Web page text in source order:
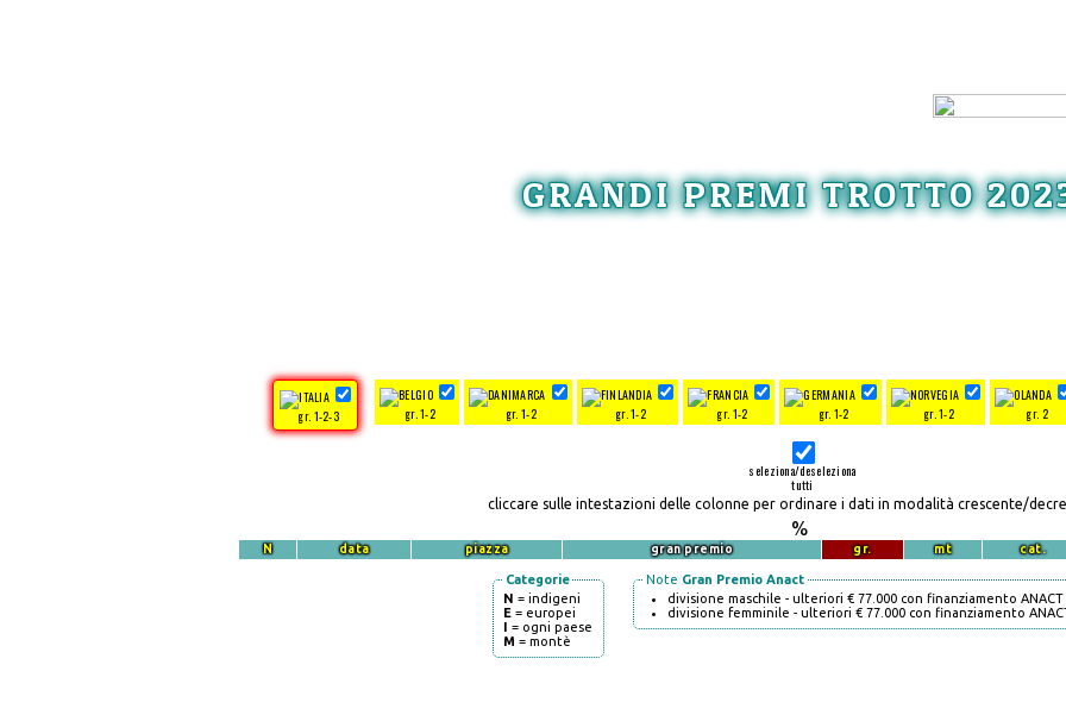
GRANDI PREMI TROTTO
gr. 1-2-3 gr. 1-2 gr. 1-2 gr. 1-2 gr. 1-2 gr. 1-2 gr. 1-2 gr. 2
seleziona/deseleziona
tutti
cliccare sulle intestazioni delle colonne per ordinare i dati in modalità crescente/
%
N data piazza gran premio gr. mt cat.
Categorie
N = indigeni
E = europei
I = ogni paese
M = montè
Note Gran Premio Anact
divisione maschile - ulteriori € 77.000 con finanziamento ANACT
divisione femminile - ulteriori € 77.000 con finanziamento